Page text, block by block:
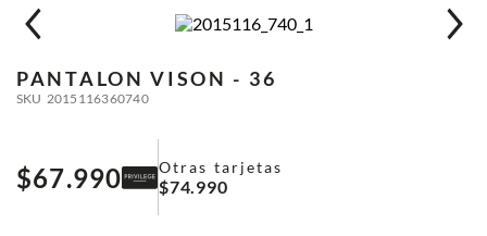
PANTALON VISON - 36
SKU 2015116360740
$67.990 Otras tarjetas
$74.990